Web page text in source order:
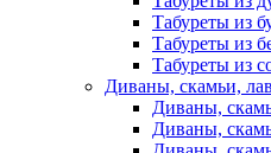
Табуреты из
Табуреты из
Табуреты из
Диваны, скамьи,
Диваны,
Диваны,